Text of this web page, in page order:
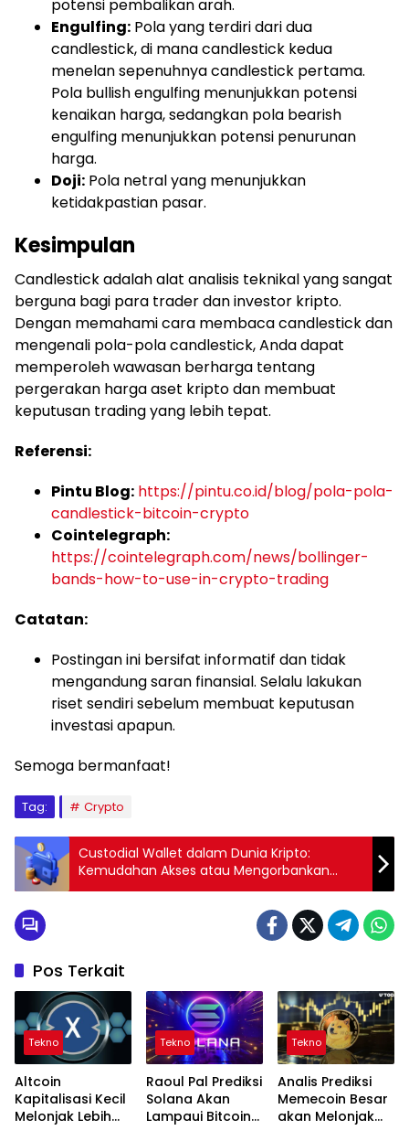
potensi pembalikan arah.
Engulfing: Pola yang terdiri dari dua
candlestick, di mana candlestick kedua
menelan sepenuhnya candlestick pertama.
Pola bullish engulfing menunjukkan potensi
kenaikan harga, sedangkan pola bearish
engulfing menunjukkan potensi penurunan
harga.
Doji: Pola netral yang menunjukkan
ketidakpastian pasar.
Kesimpulan
Candlestick adalah alat analisis teknikal yang sangat
berguna bagi para trader dan investor kripto.
Dengan memahami cara membaca candlestick dan
mengenali pola-pola candlestick, Anda dapat
memperoleh wawasan berharga tentang
pergerakan harga aset kripto dan membuat
keputusan trading yang lebih tepat.
Referensi:
Pintu Blog: https://pintu.co.id/blog/pola-pola-
candlestick-bitcoin-crypto
Cointelegraph:
https://cointelegraph.com/news/bollinger-
bands-how-to-use-in-crypto-trading
Catatan:
Postingan ini bersifat informatif dan tidak
mengandung saran finansial. Selalu lakukan
riset sendiri sebelum membuat keputusan
investasi apapun.
Semoga bermanfaat!
Tag: Crypto
Custodial Wallet dalam Dunia Kripto:
Kemudahan Akses atau Mengorbankan
Kendali?
Pos Terkait
Tekno
Altcoin
Kapitalisasi Kecil
Melonjak Lebih
Tekno
Raoul Pal Prediksi
Solana Akan
Lampaui Bitcoin
Tekno
Analis Prediksi
Memecoin Besar
akan Melonjak